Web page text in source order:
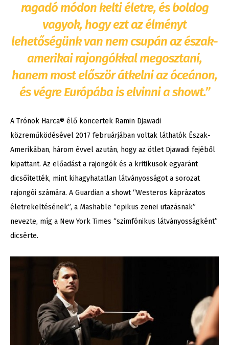
ragadó módon kelti életre, és boldog
vagyok, hogy ezt az élményt
lehetőségünk van nem csupán az észak-
amerikai rajongókkal megosztani,
hanem most először átkelni az óceánon,
és végre Európába is elvinni a showt.”
A Trónok Harca® élő koncertek Ramin Djawadi
közreműködésével 2017 februárjában voltak láthatók Észak-
Amerikában, három évvel azután, hogy az ötlet Djawadi fejéből
kipattant. Az előadást a rajongók és a kritikusok egyaránt
dicsőítették, mint kihagyhatatlan látványosságot a sorozat
rajongói számára. A Guardian a showt “Westeros káprázatos
életrekeltésének”, a Mashable “epikus zenei utazásnak”
nevezte, míg a New York Times “szimfónikus látványosságként”
dicsérte.